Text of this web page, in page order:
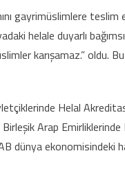
gayrimüslimlere
helale duyarlı
karışamaz.” oldu.
Helal
Arap
dünya